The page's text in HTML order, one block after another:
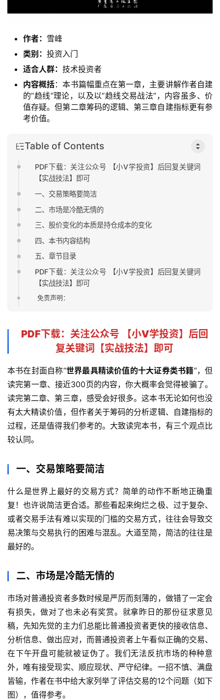
作者： 雪峰
类别： 投资入门
适合人群： 技术投资者
内容概括：本书篇幅重点在第一章，主要讲解作者自建
的“趋线”理论，以及以“趋线交易战法”，内容虽多、价
值存疑。但第二章筹码的逻辑、第三章自建指标更有参
考价值。
Table of Contents
PDF下载：关注公众号 【小V学投资】后回复关键词
【实战技法】即可
一、交易策略要简洁
二、市场是冷酷无情的
三、股价变化的本质是持仓成本的变化
四、本书内容结构
五、章节目录
PDF下载：关注公众号 【小V学投资】后回复关键词
【实战技法】即可
免责声明：
PDF下载：关注公众号 【小V学投资】后回
复关键词【实战技法】即可
本书在封面自称“世界最具精读价值的十大证券类书籍”，但
读完第一章、接近300页的内容，你大概率会觉得被骗了。
读完第二章、第三章，感受会好很多。这本书无论如何也没
有太大精读价值，但作者关于筹码的分析逻辑、自建指标的
过程，还是值得我们参考的。大致读完本书，有三个观点比
较认同。
一、交易策略要简洁
什么是世界上最好的交易方式？简单的动作不断地正确重
复！也许说简洁更合适。那些看起来绚烂之极、过于复杂、
或者交易手法有难以实现的门槛的交易方式，往往会导致交
易决策与交易执行的困难与混乱。大道至简，简洁的往往是
最好的。
二、市场是冷酷无情的
市场对普通投资者多数时候是严厉而刻薄的，做错了一定会
有损失，做对了也未必有奖赏。就拿昨日的那份征求意见
稿，先知先觉的主力们总能比普通投资者更快的接收信息、
分析信息、做出应对，而普通投资者上午看似正确的交易、
在下午开盘可能就被证伪了。我们无法反抗市场的种种意
外，唯有接受现实、顺应现状、严守纪律。一招不慎、满盘
皆输，作者在书中给大家列举了评估交易的12个问题（如下
图），值得参考。